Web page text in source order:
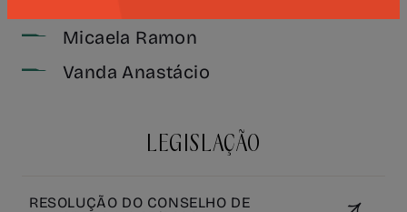
Micaela Ramon
Vanda Anastácio
LEGISLAÇÃO
RESOLUÇÃO DO CONSELHO DE